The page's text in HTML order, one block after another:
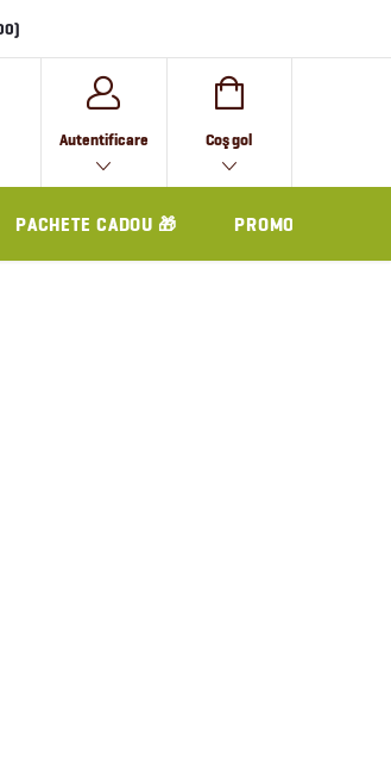
Autentificare
COŞ
DE
CUMPĂRĂTURI
Coş gol
PACHETE CADOU 🎁 PROMO